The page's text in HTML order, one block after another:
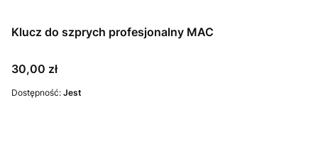
Klucz do szprych profesjonalny MAC
Cena
30,00 zł
Dostępność: Jest